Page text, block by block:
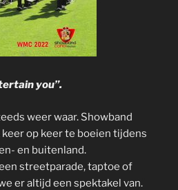
you”.
weer waar. Showband
op keer te boeien tijdens
en buitenland.
streetparade, taptoe of
er altijd een spektakel van.